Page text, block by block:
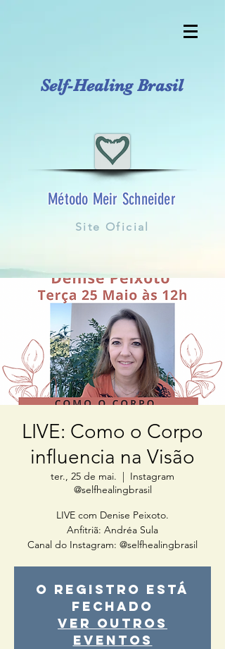
Self-Healing Brasil
Método Meir Schneider
Site Oficial
LIVE: Como o Corpo
influencia na Visão
ter., 25 de mai.
  |
Instagram
@selfhealingbrasil
LIVE com Denise Peixoto.
Anfitriã: Andréa Sula
Canal do Instagram: @selfhealingbrasil
O registro está
fechado
Ver outros
eventos